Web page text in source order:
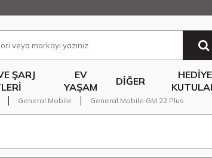
ŞARJ
EV
YAŞAM
DIĞER
HEDIYE
General Mobile General Mobile GM 22 Plus